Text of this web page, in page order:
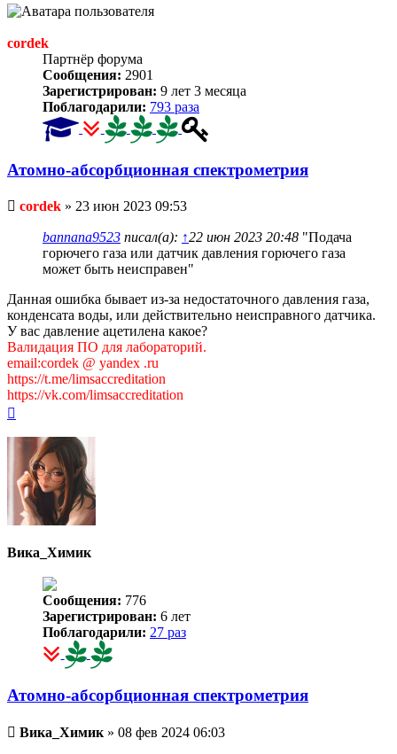
началу
cordek
Партнёр форума
Сообщения: 2901
Зарегистрирован: 9 лет 3 месяца
Поблагодарили: 793 раза
Атомно-абсорбционная спектрометрия
Непрочитанное
cordek » 23 июн 2023 09:53
bannana9523 писал(а): ↑22 июн 2023 20:48 "Подача
горючего газа или датчик давления горючего газа
может быть неисправен"
Данная ошибка бывает из-за недостаточного давления газа,
конденсата воды, или действительно неисправного датчика.
У вас давление ацетилена какое?
Валидация ПО для лабораторий.
email:cordek @ yandex .ru
https://t.me/limsaccreditation
https://vk.com/limsaccreditation
началу
Вика_Химик
Сообщения: 776
Зарегистрирован: 6 лет
Поблагодарили: 27 раз
Атомно-абсорбционная спектрометрия
Непрочитанное
сообщение
Вика_Химик » 08 фев 2024 06:03